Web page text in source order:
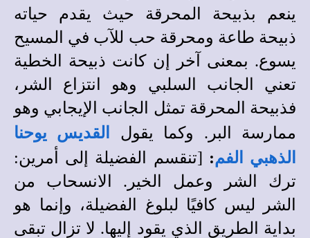
ينعم بذبيحة المحرقة حيث يقدم حياته
ذبيحة طاعة ومحرقة حب للآب في المسيح
يسوع. بمعنى آخر إن كانت ذبيحة الخطية
تعني الجانب السلبي وهو انتزاع الشر،
فذبيحة المحرقة تمثل الجانب الإيجابي وهو
ممارسة البر. وكما يقول
القديس يوحنا
الذهبي الفم: [تنقسم الفضيلة إلى أمرين:
ترك الشر وعمل الخير. الانسحاب من
الشر ليس كافيًا لبلوغ الفضيلة، وإنما هو
بداية الطريق الذي يقود إليها. لا تزال تبقى